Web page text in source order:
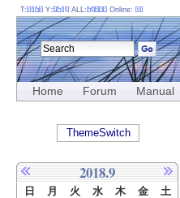
Home Forum Manual
T: Y: ALL: Online:
ThemeSwitch
2018.9
日 月 火 水 木 金 土